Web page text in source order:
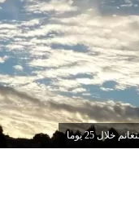
خلال 25 يوما